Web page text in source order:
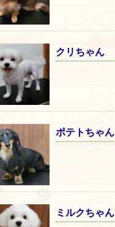
クリちゃん
ポテトちゃん
ミルクちゃん